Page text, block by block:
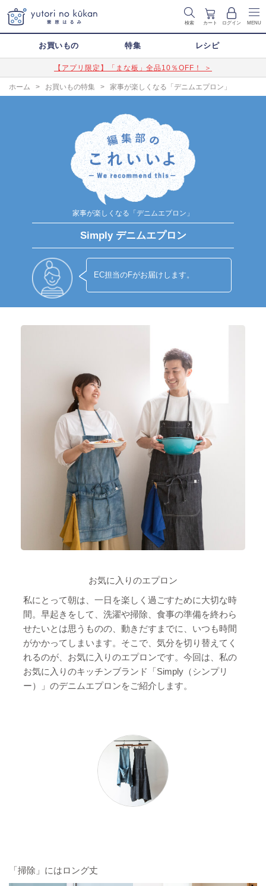
検索 カート ログイン MENU
お買いもの 特集 レシピ
【アプリ限定】「まな板」全品10％OFF！ ＞
ホーム > お買いもの特集 > 家事が楽しくなる「デニムエプロン」
家事が楽しくなる「デニムエプロン」
Simply デニムエプロン
EC担当のFがお届けします。
お気に入りのエプロン
私にとって朝は、一日を楽しく過ごすために大切な時
間。早起きをして、洗濯や掃除、食事の準備を終わら
せたいとは思うものの、動きだすまでに、いつも時間
がかかってしまいます。そこで、気分を切り替えてく
れるのが、お気に入りのエプロンです。今回は、私の
お気に入りのキッチンブランド「Simply（シンプリ
ー）」のデニムエプロンをご紹介します。
「掃除」にはロング丈